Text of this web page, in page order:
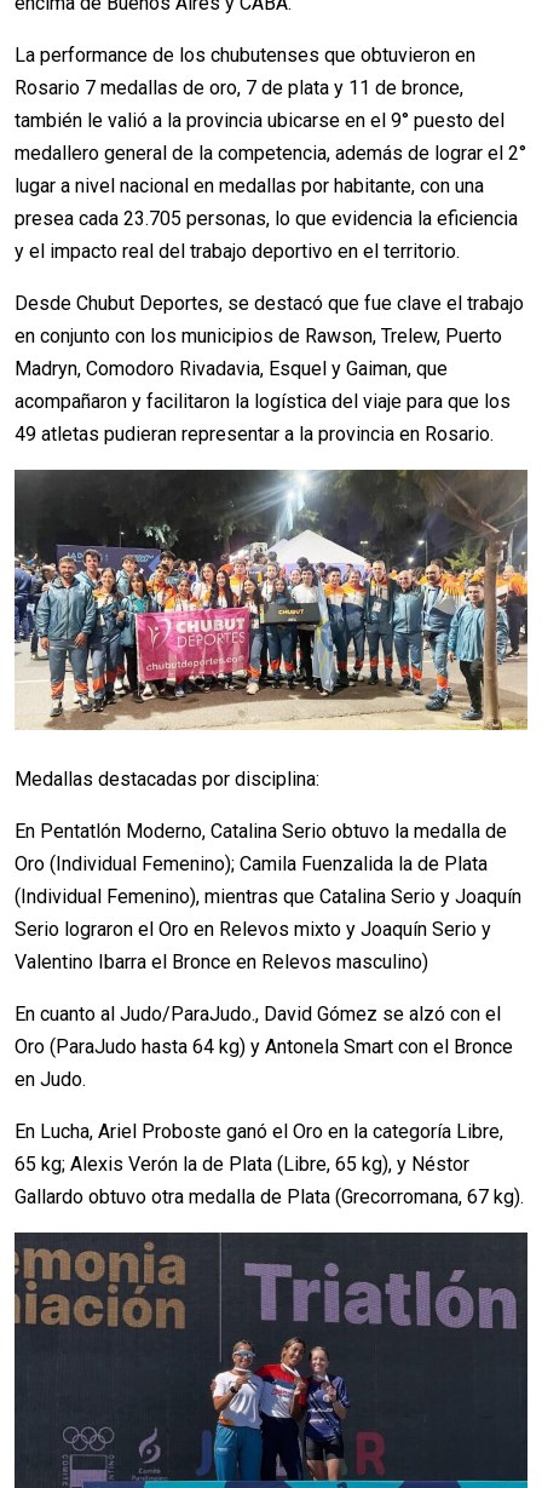
La performance de los chubutenses que obtuvieron en
Rosario 7 medallas de oro, 7 de plata y 11 de bronce,
también le valió a la provincia ubicarse en el 9° puesto del
medallero general de la competencia, además de lograr el 2°
lugar a nivel nacional en medallas por habitante, con una
presea cada 23.705 personas, lo que evidencia la eficiencia
y el impacto real del trabajo deportivo en el territorio.
Desde Chubut Deportes, se destacó que fue clave el trabajo
en conjunto con los municipios de Rawson, Trelew, Puerto
Madryn, Comodoro Rivadavia, Esquel y Gaiman, que
acompañaron y facilitaron la logística del viaje para que los
49 atletas pudieran representar a la provincia en Rosario.
Medallas destacadas por disciplina:
En Pentatlón Moderno, Catalina Serio obtuvo la medalla de
Oro (Individual Femenino); Camila Fuenzalida la de Plata
(Individual Femenino), mientras que Catalina Serio y Joaquín
Serio lograron el Oro en Relevos mixto y Joaquín Serio y
Valentino Ibarra el Bronce en Relevos masculino)
En cuanto al Judo/ParaJudo., David Gómez se alzó con el
Oro (ParaJudo hasta 64 kg) y Antonela Smart con el Bronce
en Judo.
En Lucha, Ariel Proboste ganó el Oro en la categoría Libre,
65 kg; Alexis Verón la de Plata (Libre, 65 kg), y Néstor
Gallardo obtuvo otra medalla de Plata (Grecorromana, 67 kg).